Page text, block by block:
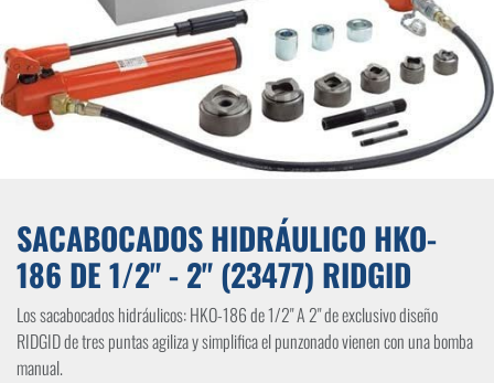
SACABOCADOS HIDRÁULICO HKO-
186 DE 1/2" - 2" (23477) RIDGID
Los sacabocados hidráulicos: HKO-186 de 1/2" A 2" de exclusivo diseño
RIDGID de tres puntas agiliza y simplifica el punzonado vienen con una bomba
manual.